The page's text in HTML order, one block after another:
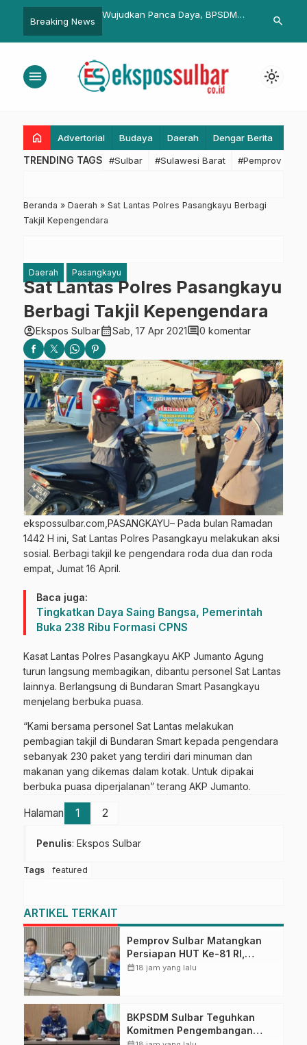
Breaking News
Bangun SDM
di Mamuju
BPK Sulbar Sebut IPM
Satgas
Kesiapan
search
menu light_mode
home Advertorial Budaya Daerah Dengar Berita
TRENDING TAGS #Sulbar #Sulawesi Barat #Pemprov
Beranda » Daerah » Sat Lantas Polres Pasangkayu Berbagi
Takjil Kepengendara
Daerah Pasangkayu
Sat Lantas Polres Pasangkayu
Berbagi Takjil Kepengendara
account_circleEkspos Sulbarcalendar_monthSab, 17 Apr 2021comment0 komentar
ekspossulbar.com,PASANGKAYU– Pada bulan Ramadan
1442 H ini, Sat Lantas Polres Pasangkayu melakukan aksi
sosial. Berbagi takjil ke pengendara roda dua dan roda
empat, Jumat 16 April.
Baca juga:
Tingkatkan Daya Saing Bangsa, Pemerintah
Buka 238 Ribu Formasi CPNS
Kasat Lantas Polres Pasangkayu AKP Jumanto Agung
turun langsung membagikan, dibantu personel Sat Lantas
lainnya. Berlangsung di Bundaran Smart Pasangkayu
menjelang berbuka puasa.
“Kami bersama personel Sat Lantas melakukan
pembagian takjil di Bundaran Smart kepada pengendara
sebanyak 230 paket yang terdiri dari minuman dan
makanan yang dikemas dalam kotak. Untuk dipakai
berbuka puasa diperjalanan” terang AKP Jumanto.
Halaman 1 2
Penulis: Ekspos Sulbar
Tags featured
ARTIKEL TERKAIT
Pemprov Sulbar Matangkan
Persiapan HUT Ke-81 RI,
Puncak Upacara di Lapangan
calendar_month18 jam yang lalu
BKPSDM Sulbar Teguhkan
Komitmen Pengembangan